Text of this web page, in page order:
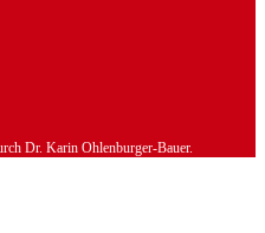
Dr. Karin Ohlenburger-Bauer.